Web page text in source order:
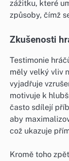
zážitku, které
způsoby, čímž
Zkušenosti
Testimonie
měly velký vliv
vyjadřuje
motivuje k
často sdílejí
aby
což ukazuje
Kromě toho